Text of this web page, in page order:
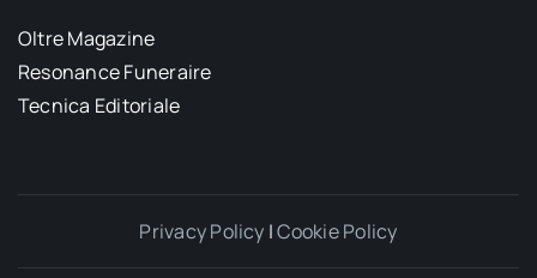
Oltre Magazine
Resonance Funeraire
Tecnica Editoriale
Privacy Policy |Cookie Policy